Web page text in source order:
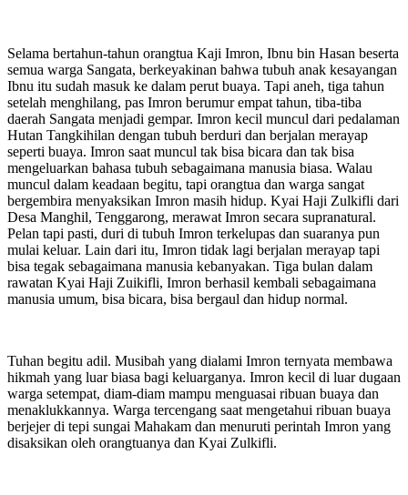
Selama bertahun-tahun orangtua Kaji Imron, Ibnu bin Hasan beserta
semua warga Sangata, berkeyakinan bahwa tubuh anak kesayangan
Ibnu itu sudah masuk ke dalam perut buaya. Tapi aneh, tiga tahun
setelah menghilang, pas Imron berumur empat tahun, tiba-tiba
daerah Sangata menjadi gempar. Imron kecil muncul dari pedalaman
Hutan Tangkihilan dengan tubuh berduri dan berjalan merayap
seperti buaya. Imron saat muncul tak bisa bicara dan tak bisa
mengeluarkan bahasa tubuh sebagaimana manusia biasa. Walau
muncul dalam keadaan begitu, tapi orangtua dan warga sangat
bergembira menyaksikan Imron masih hidup. Kyai Haji Zulkifli dari
Desa Manghil, Tenggarong, merawat Imron secara supranatural.
Pelan tapi pasti, duri di tubuh Imron terkelupas dan suaranya pun
mulai keluar. Lain dari itu, Imron tidak lagi berjalan merayap tapi
bisa tegak sebagaimana manusia kebanyakan. Tiga bulan dalam
rawatan Kyai Haji Zuikifli, Imron berhasil kembali sebagaimana
manusia umum, bisa bicara, bisa bergaul dan hidup normal.
Tuhan begitu adil. Musibah yang dialami Imron ternyata membawa
hikmah yang luar biasa bagi keluarganya. Imron kecil di luar dugaan
warga setempat, diam-diam mampu menguasai ribuan buaya dan
menaklukkannya. Warga tercengang saat mengetahui ribuan buaya
berjejer di tepi sungai Mahakam dan menuruti perintah Imron yang
disaksikan oleh orangtuanya dan Kyai Zulkifli.